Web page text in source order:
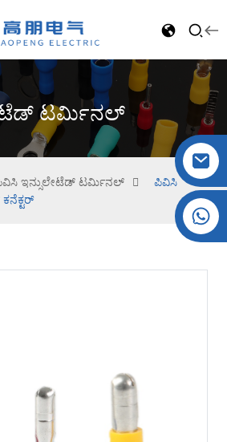
ಟರ್ಮಿನಲ್
ಇನ್ಸುಲೇಟೆಡ್ ಟರ್ಮಿನಲ್
ಪಿವಿಸಿ